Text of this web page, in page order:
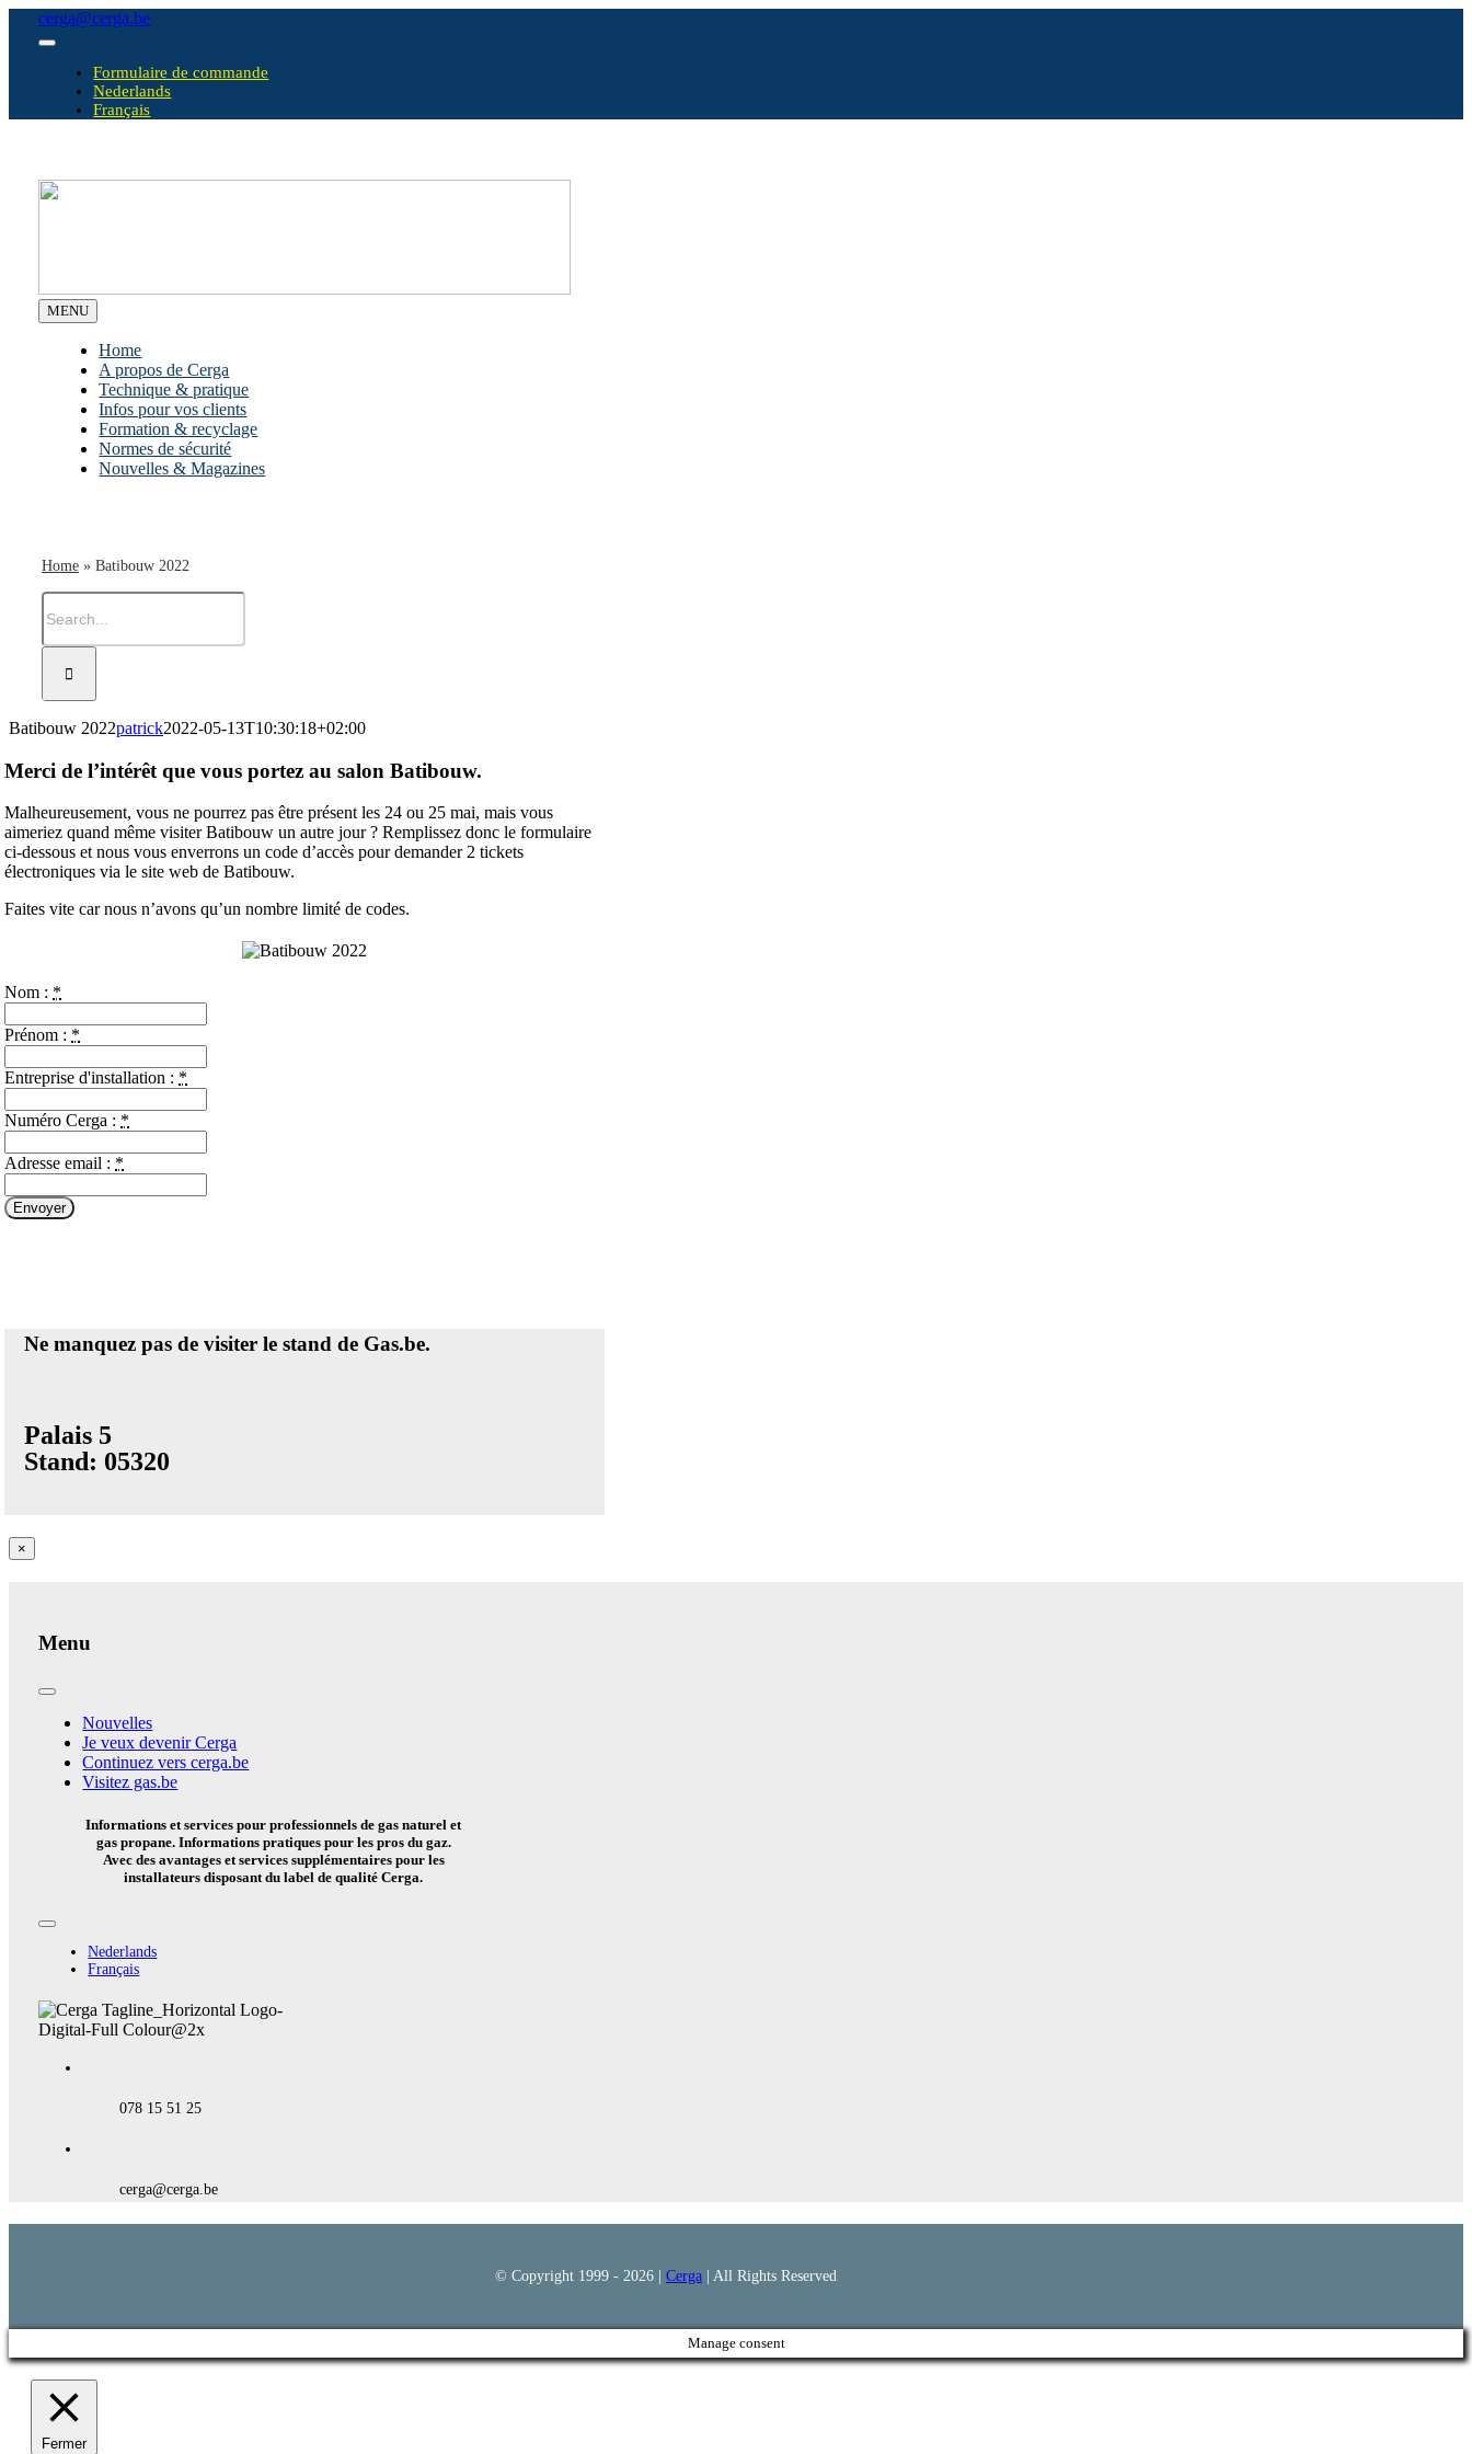
Skipcerga@cerga.be
Toggle
NavigationFormulaire de commande
Nederlands
Français
MENU
Home
A propos de Cerga
Technique & pratique
Infos pour vos clients
Formation & recyclage
Normes de sécurité
Nouvelles & Magazines
Home » Batibouw 2022
Search
for:
Batibouw 2022patrick2022-05-13T10:30:18+02:00
Merci de l’intérêt que vous portez au salon Batibouw.
Malheureusement, vous ne pourrez pas être présent les 24 ou 25 mai, mais vous
aimeriez quand même visiter Batibouw un autre jour ? Remplissez donc le formulaire
ci-dessous et nous vous enverrons un code d’accès pour demander 2 tickets
électroniques via le site web de Batibouw.
Faites vite car nous n’avons qu’un nombre limité de codes.
Nom : *
Prénom : *
Entreprise d'installation : *
Numéro Cerga : *
Adresse email : *
Envoyer
Ne manquez pas de visiter le stand de Gas.be.
Palais 5
Stand: 05320
Close
product
×
Menu
Toggle
NavigationNouvelles
Je veux devenir Cerga
Continuez vers cerga.be
Visitez gas.be
Informations et services pour professionnels de gas naturel et
gas propane. Informations pratiques pour les pros du gaz.
Avec des avantages et services supplémentaires pour les
installateurs disposant du label de qualité Cerga.
Toggle
NavigationNederlands
Français
078 15 51 25
cerga@cerga.be
© Copyright 1999 - 2026 | Cerga | All Rights Reserved
Manage consent
Fermer